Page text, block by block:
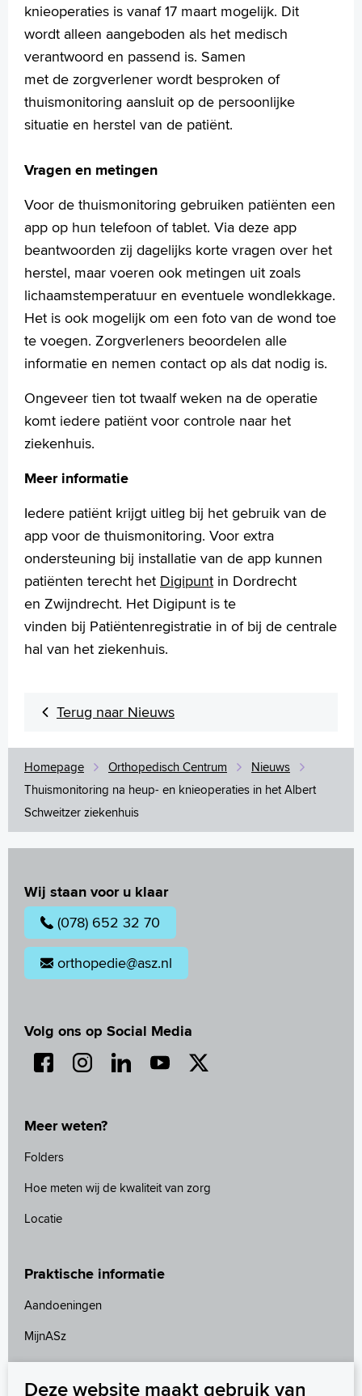
knieoperaties is vanaf 17 maart mogelijk. Dit
wordt alleen aangeboden als het medisch
verantwoord en passend is. Samen
met de zorgverlener wordt besproken of
thuismonitoring aansluit op de persoonlijke
situatie en herstel van de patiënt.
Vragen en metingen
Voor de thuismonitoring gebruiken patiënten een
app op hun telefoon of tablet. Via deze app
beantwoorden zij dagelijks korte vragen over het
herstel, maar voeren ook metingen uit zoals
lichaamstemperatuur en eventuele wondlekkage.
Het is ook mogelijk om een foto van de wond toe
te voegen. Zorgverleners beoordelen alle
informatie en nemen contact op als dat nodig is.
Ongeveer tien tot twaalf weken na de operatie
komt iedere patiënt voor controle naar het
ziekenhuis.
Meer informatie
Iedere patiënt krijgt uitleg bij het gebruik van de
app voor de thuismonitoring. Voor extra
ondersteuning bij installatie van de app kunnen
patiënten terecht het Digipunt in Dordrecht
en Zwijndrecht. Het Digipunt is te
vinden bij Patiëntenregistratie in of bij de centrale
hal van het ziekenhuis.
Terug naar Nieuws
Homepage Orthopedisch Centrum
Nieuws
Thuismonitoring na heup- en knieoperaties in het Albert
Schweitzer ziekenhuis
Wij staan voor u klaar
(078) 652 32 70
orthopedie@asz.nl
Volg ons op Social Media
Meer weten?
Folders
Hoe meten wij de kwaliteit van zorg
Locatie
Praktische informatie
Aandoeningen
MijnASz
Speciale spreekuren
Deze website maakt gebruik van